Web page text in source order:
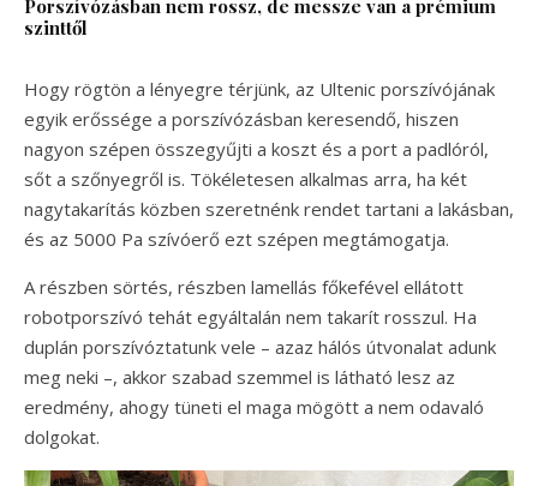
Porszívózásban nem rossz, de messze van a prémium
szinttől
Hogy rögtön a lényegre térjünk, az Ultenic porszívójának
egyik erőssége a porszívózásban keresendő, hiszen
nagyon szépen összegyűjti a koszt és a port a padlóról,
sőt a szőnyegről is. Tökéletesen alkalmas arra, ha két
nagytakarítás közben szeretnénk rendet tartani a lakásban,
és az 5000 Pa szívóerő ezt szépen megtámogatja.
A részben sörtés, részben lamellás főkefével ellátott
robotporszívó tehát egyáltalán nem takarít rosszul. Ha
duplán porszívóztatunk vele – azaz hálós útvonalat adunk
meg neki –, akkor szabad szemmel is látható lesz az
eredmény, ahogy tüneti el maga mögött a nem odavaló
dolgokat.